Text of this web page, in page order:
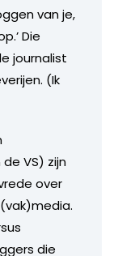
van je,
Die
journalist
(Ik
VS) zijn
over
die